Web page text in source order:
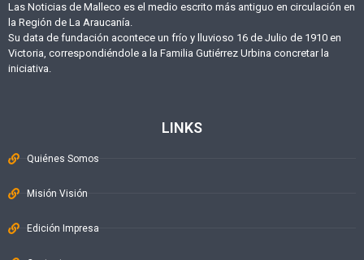
Las Noticias de Malleco es el medio escrito más antiguo en circulación en
la Región de La Araucanía.
Su data de fundación acontece un frío y lluvioso 16 de Julio de 1910 en
Victoria, correspondiéndole a la Familia Gutiérrez Urbina concretar la
iniciativa.
LINKS
Quiénes Somos
Misión Visión
Edición Impresa